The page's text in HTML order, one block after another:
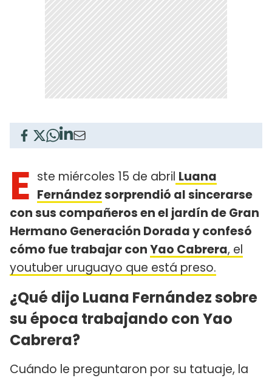
E ste miércoles 15 de abril Luana
Fernándezsorprendió al sincerarse
con sus compañeros en el jardín de Gran
Hermano Generación Dorada y confesó
cómo fue trabajar conYao Cabrera, el
youtuber uruguayo que está preso.
¿Qué dijo Luana Fernández sobre
su época trabajando con Yao
Cabrera?
Cuándo le preguntaron por su tatuaje, la